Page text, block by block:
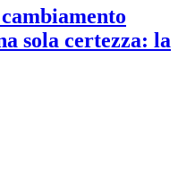
sola certezza: la